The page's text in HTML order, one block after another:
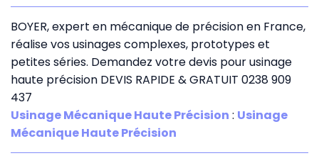
BOYER, expert en mécanique de précision en France,
réalise vos usinages complexes, prototypes et
petites séries. Demandez votre devis pour usinage
haute précision DEVIS RAPIDE & GRATUIT 0238 909
437
Usinage Mécanique Haute Précision : Usinage
Mécanique Haute Précision